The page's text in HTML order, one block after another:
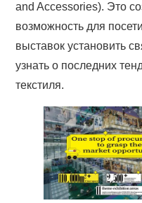
and Accessories). Это
возможность для
выставок установить
узнать о последних
текстиля.